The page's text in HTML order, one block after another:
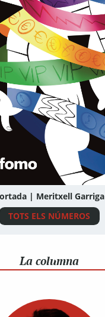
| Meritxell Garriga
TOTS ELS NÚMEROS
La columna